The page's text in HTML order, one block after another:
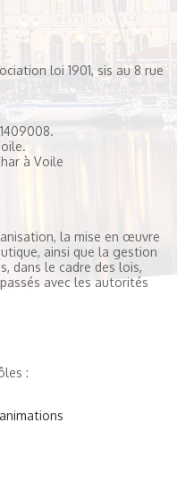
loi 1901, sis au 8 rue
à Voile
la mise en œuvre
ainsi que la gestion
dans le cadre des lois,
avec les autorités
: